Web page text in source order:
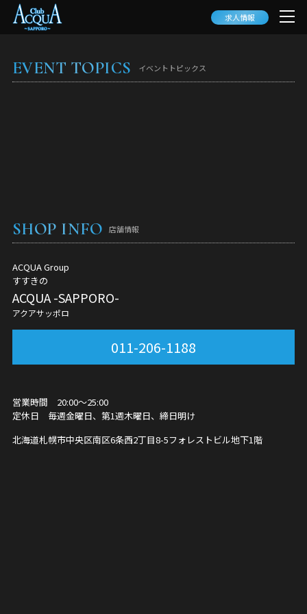
求人情報
EVENT TOPICS イベントトピックス
SHOP INFO 店舗情報
ACQUA Group
すすきの
ACQUA -SAPPORO-
アクアサッポロ
011-206-1188
営業時間 20:00～25:00
定休日 毎週金曜日、第1週木曜日、締日明け
北海道札幌市中央区南区6条西2丁目8-5フォレストビル地下1階